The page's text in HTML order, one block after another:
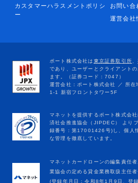
カスタマーハラスメントポリシ
ー
お問い合
運営会社
マネットカードローンの編集責任
業協会の定める貸金業務取扱主任者
(登録年月日：令和8年1月9日、登